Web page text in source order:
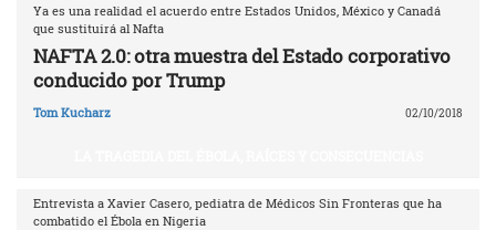
Ya es una realidad el acuerdo entre Estados Unidos, México y Canadá
que sustituirá al Nafta
NAFTA 2.0: otra muestra del Estado corporativo
conducido por Trump
Tom Kucharz 02/10/2018
Entrevista a Xavier Casero, pediatra de Médicos Sin Fronteras que ha
combatido el Ébola en Nigeria